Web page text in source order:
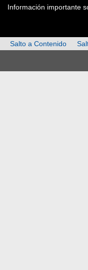
Información importante
Salto a Contenido